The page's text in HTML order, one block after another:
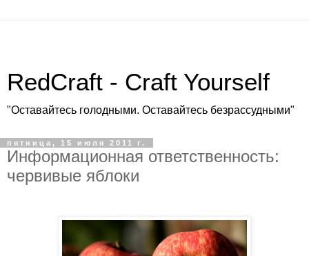
RedCraft - Craft Yourself
"Оставайтесь голодными. Оставайтесь безрассудными"
пятница, 15 июля 2011 г.
Информационная ответственность:
червивые яблоки